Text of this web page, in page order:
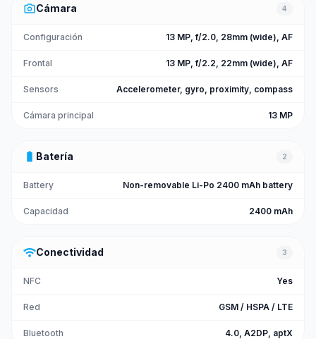
photo_cameraCámara 4
Configuración 13 MP, f/2.0, 28mm (wide), AF
Frontal 13 MP, f/2.2, 22mm (wide), AF
Sensors Accelerometer, gyro, proximity, compass
Cámara principal 13 MP
battery_full Batería 2
Battery Non-removable Li-Po 2400 mAh battery
Capacidad 2400 mAh
wifiConectividad 3
NFC Yes
Red GSM / HSPA / LTE
Bluetooth 4.0, A2DP, aptX